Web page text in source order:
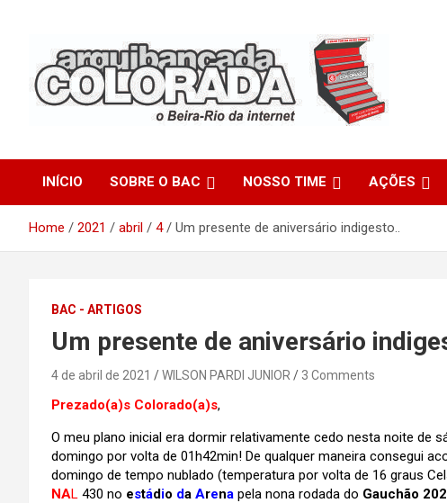
Arquibancada Colorada
INÍCIO SOBRE O BAC NOSSO TIME AÇÕES
Home 2021 abril 4 Um presente de aniversário indigesto..
BAC - ARTIGOS
Um presente de aniversário
4 de abril de 2021 WILSON PARDI JUNIOR 3 Comments
Prezado(a)s Colorado(a)s,
O meu plano inicial era dormir relativamente cedo nesta noite de
domingo por volta de 01h42min! De qualquer maneira consegui
domingo de tempo nublado (temperatura por volta de 16 graus
NAL 430 no estádio da Arena pela nona rodada do Gauchão